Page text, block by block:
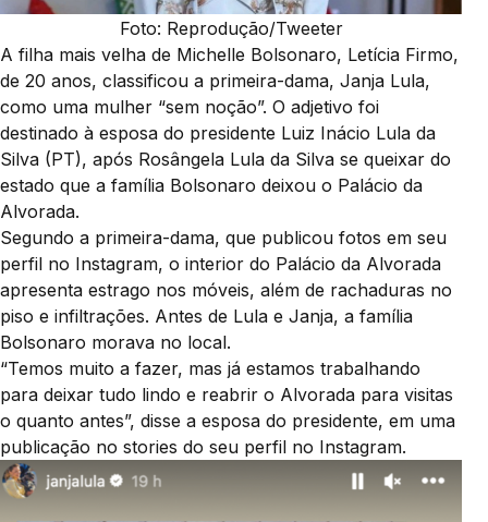
Foto: Reprodução/Tweeter
A filha mais velha de Michelle Bolsonaro, Letícia Firmo,
de 20 anos, classificou a primeira-dama, Janja Lula,
como uma mulher “sem noção”. O adjetivo foi
destinado à esposa do presidente Luiz Inácio Lula da
Silva (PT), após Rosângela Lula da Silva se queixar do
estado que a família Bolsonaro deixou o Palácio da
Alvorada.
Segundo a primeira-dama, que publicou fotos em seu
perfil no Instagram, o interior do Palácio da Alvorada
apresenta estrago nos móveis, além de rachaduras no
piso e infiltrações. Antes de Lula e Janja, a família
Bolsonaro morava no local.
“Temos muito a fazer, mas já estamos trabalhando
para deixar tudo lindo e reabrir o Alvorada para visitas
o quanto antes”, disse a esposa do presidente, em uma
publicação no stories do seu perfil no Instagram.